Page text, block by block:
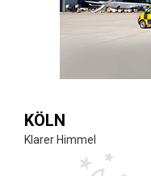
KÖLN
Klarer Himmel